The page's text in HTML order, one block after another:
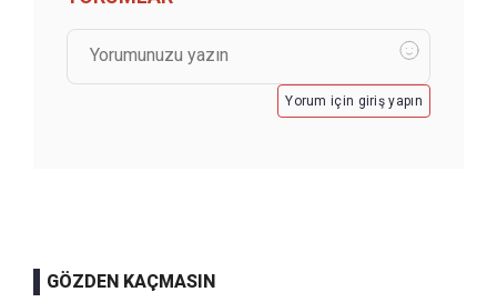
Yorum için giriş yapın
GÖZDEN KAÇMASIN